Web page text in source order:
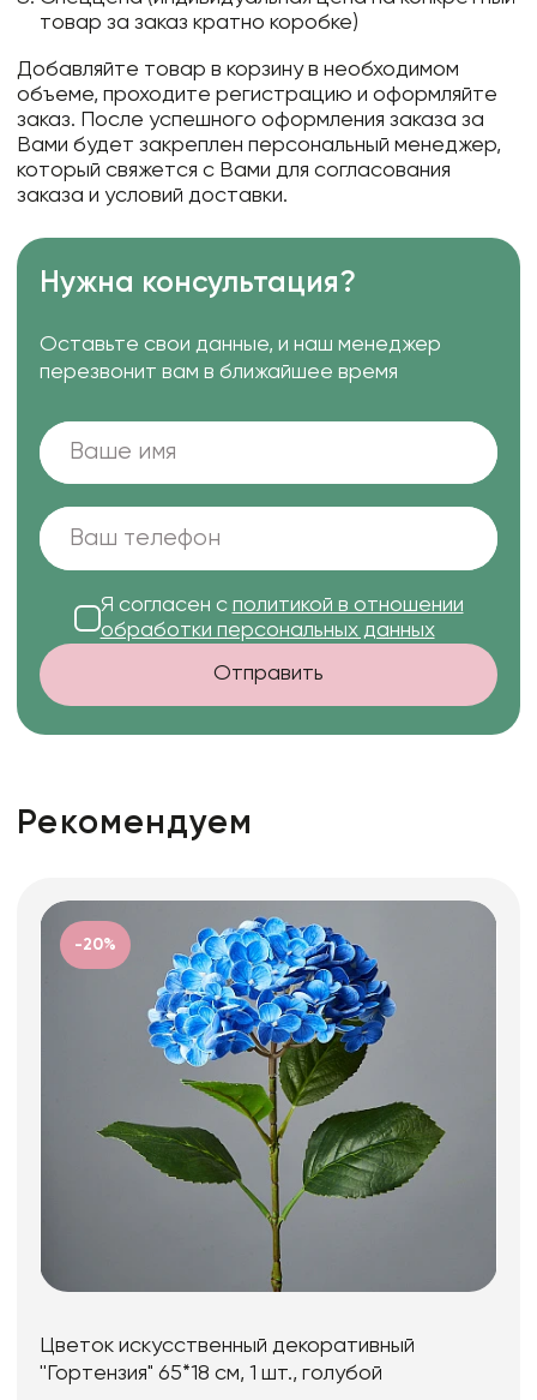
товар за заказ кратно коробке)
Добавляйте товар в корзину в необходимом
объеме, проходите регистрацию и оформляйте
заказ. После успешного оформления заказа за
Вами будет закреплен персональный менеджер,
который свяжется с Вами для согласования
заказа и условий доставки.
Нужна консультация?
Оставьте свои данные, и наш менеджер
перезвонит вам в ближайшее время
Я согласен с политикой в отношении
обработки персональных данных
Отправить
Рекомендуем
-20%
Цветок искусственный декоративный
''Гортензия" 65*18 см, 1 шт., голубой